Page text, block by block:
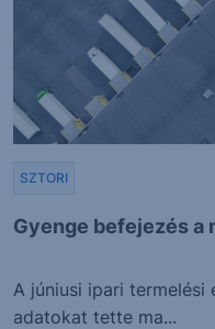
Gyenge befejezés a
SZTORI
A júniusi ipari termelési
adatokat tette ma...